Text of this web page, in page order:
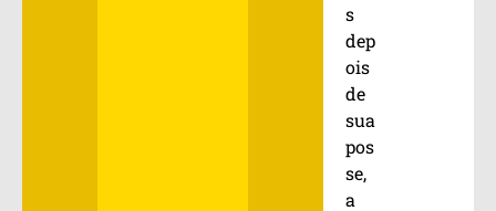
s
dep
ois
de
sua
pos
se,
a